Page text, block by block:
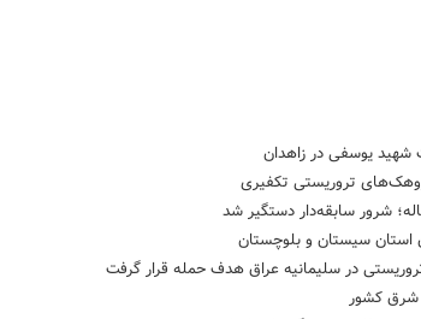
یوسفی در زاهدان
استان سیستان و بلوچستان
در سلیمانیه عراق هدف حمله قرار گرفت
شرق کشور